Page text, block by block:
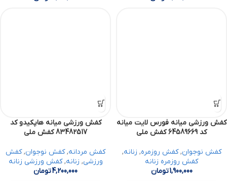
کفش ورزشی میانه فورس لایت میانه
کد 64589669 کفش ملی
کفش نوجوان,کفش روزمره, زنانه,
کفش روزمره زنانه
1,900,000تومان
کفش ورزشی میانه هاپکیدو کد
83482517 کفش ملی
کفش مردانه,کفش نوجوان,کفش
ورزشی, زنانه,کفش ورزشی زنانه
4,200,000تومان